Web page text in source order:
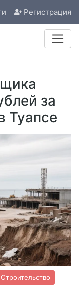
Регистрация
за
Туапсе
Строительство